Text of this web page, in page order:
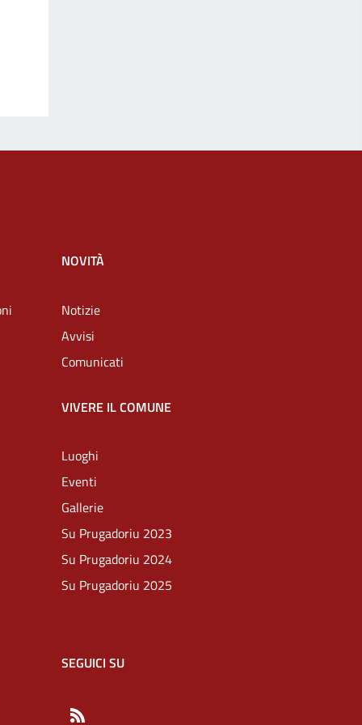
NOVITÀ
Notizie
Avvisi
Comunicati
VIVERE IL COMUNE
Luoghi
Eventi
Gallerie
Su Prugadoriu 2023
Su Prugadoriu 2024
Su Prugadoriu 2025
SEGUICI SU